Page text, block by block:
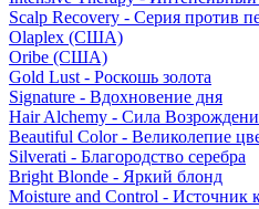
Scalp Recovery - Серия против
Olaplex (США)
Oribe (США)
Gold Lust - Роскошь золота
Signature - Вдохновение дня
Hair Alchemy - Сила
Beautiful Color - Великолепие
Silverati - Благородство серебра
Bright Blonde - Яркий блонд
Moisture and Control - Источник